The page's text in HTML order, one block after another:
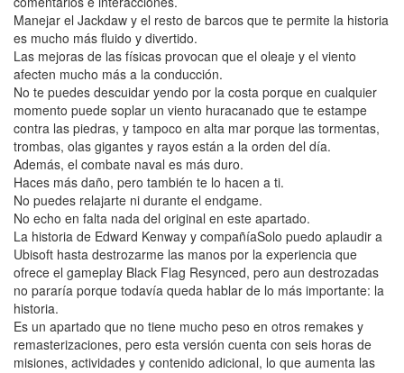
Manejar el Jackdaw y el resto de barcos que te permite la historia
es mucho más fluido y divertido.
Las mejoras de las físicas provocan que el oleaje y el viento
afecten mucho más a la conducción.
No te puedes descuidar yendo por la costa porque en cualquier
momento puede soplar un viento huracanado que te estampe
contra las piedras, y tampoco en alta mar porque las tormentas,
trombas, olas gigantes y rayos están a la orden del día.
Además, el combate naval es más duro.
Haces más daño, pero también te lo hacen a ti.
No puedes relajarte ni durante el endgame.
No echo en falta nada del original en este apartado.
La historia de Edward Kenway y compañíaSolo puedo aplaudir a
Ubisoft hasta destrozarme las manos por la experiencia que
ofrece el gameplay Black Flag Resynced, pero aun destrozadas
no pararía porque todavía queda hablar de lo más importante: la
historia.
Es un apartado que no tiene mucho peso en otros remakes y
remasterizaciones, pero esta versión cuenta con seis horas de
misiones, actividades y contenido adicional, lo que aumenta las